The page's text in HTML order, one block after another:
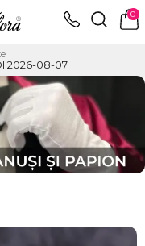
0
2026-08-07